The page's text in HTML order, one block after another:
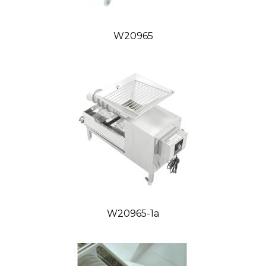
Tovar, ktorý nie je uvádzaný ako tovar skladom,
týždňov od zaplatenia predfaktúry. O presnom
W20965
W20965-1a